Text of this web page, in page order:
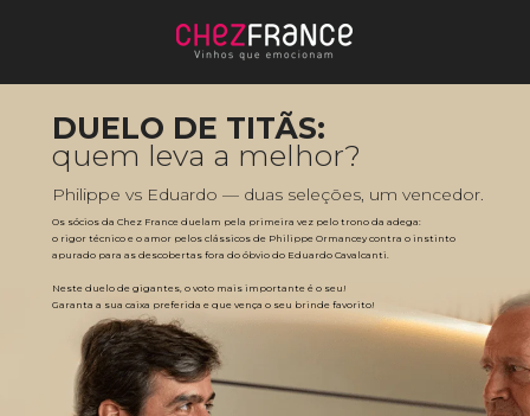
DUELO DE TITÃS:
quem leva a melhor?
Philippe vs Eduardo — duas seleções, um vencedor.
Os sócios da Chez France duelam pela primeira vez pelo trono da adega:
o rigor técnico e o amor pelos clássicos de Philippe Ormancey contra o instinto
apurado para as descobertas fora do óbvio do Eduardo Cavalcanti.
Neste duelo de gigantes, o voto mais importante é o seu!
Garanta a sua caixa preferida e que vença o seu brinde favorito!